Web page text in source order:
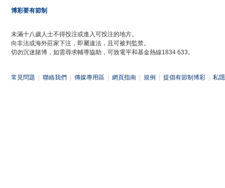
博彩要有節制
未滿十八歲人士不得投注或進入可投注的地方。
向非法或海外莊家下注，即屬違法，且可被判監禁。
切勿沉迷賭博，如需尋求輔導協助，可致電平和基金熱線1834 633。
常見問題 聯絡我們 傳媒專用區 網頁指南 規例 提倡有節制博彩 私